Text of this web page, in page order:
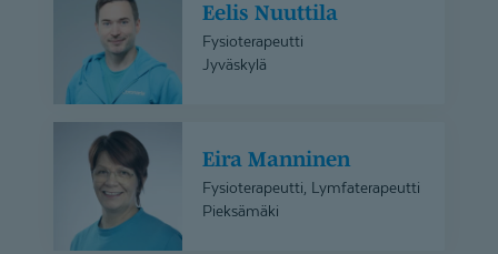
Nuuttila
Eelis Nuuttila
Fysioterapeutti
Jyväskylä
Manninen
Eira Manninen
Fysioterapeutti, Lymfaterapeutti
Pieksämäki